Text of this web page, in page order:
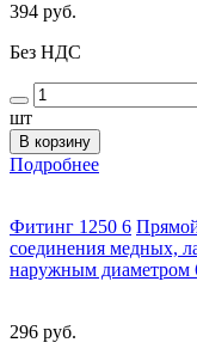
394 руб.
Без НДС
шт
В корзину
Подробнее
Фитинг 1250 6
соединения медных,
наружным диаметром
296 руб.